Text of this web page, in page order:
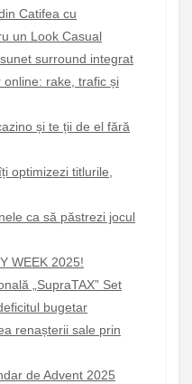
Catifea cu
un Look Casual
surround integrat
rake, trafic și
și te ții de el fără
optimizezi titlurile,
ca să păstrezi jocul
WEEK 2025!
„SupraTAX” Set
bugetar
renașterii sale prin
de Advent 2025